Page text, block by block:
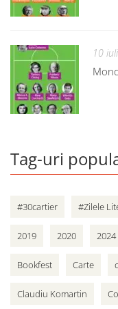
10
Tag-uri
#30cartier #Zilele
2019 2020 2024
Bookfest Carte
Claudiu Komartin